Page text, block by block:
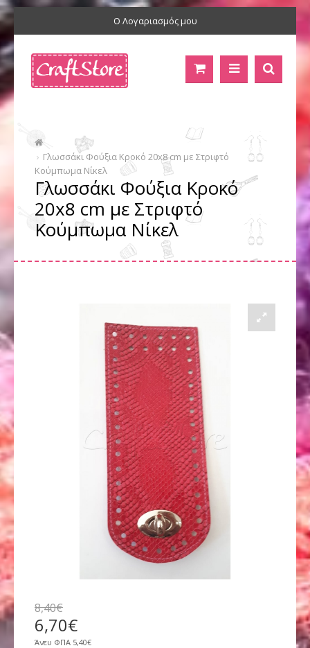
Ο Λογαριασμός μου
Γλωσσάκι Φούξια Κροκό 20x8 cm με Στριφτό
Κούμπωμα Νίκελ
Γλωσσάκι Φούξια Κροκό
20x8 cm με Στριφτό
Κούμπωμα Νίκελ
8,40€
6,70€
Άνευ ΦΠΑ 5,40€